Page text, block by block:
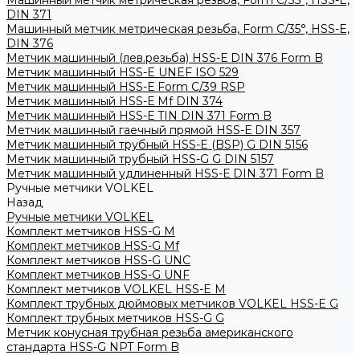
DIN 371
Машинный метчик метрическая резьба, Form С/35°, HSS-E,
DIN 376
Метчик машинный (лев.резьба) HSS-Е DIN 376 Form B
Метчик машинный HSS-E UNEF ISO 529
Метчик машинный HSS-Е Form C/39 RSP
Метчик машинный HSS-Е Mf DIN 374
Метчик машинный HSS-Е TIN DIN 371 Form B
Метчик машинный гаечный прямой HSS-Е DIN 357
Метчик машинный трубный HSS-E (BSP) G DIN 5156
Метчик машинный трубный HSS-G G DIN 5157
Метчик машинный удлиненный HSS-Е DIN 371 Form B
Ручные метчики VOLKEL
Назад
Ручные метчики VOLKEL
Комплект метчиков HSS-G M
Комплект метчиков HSS-G Mf
Комплект метчиков HSS-G UNC
Комплект метчиков HSS-G UNF
Комплект метчиков VOLKEL HSS-E M
Комплект трубных дюймовых метчиков VOLKEL HSS-E G
Комплект трубных метчиков HSS-G G
Метчик конусная трубная резьба американского
стандарта HSS-G NPT Form B